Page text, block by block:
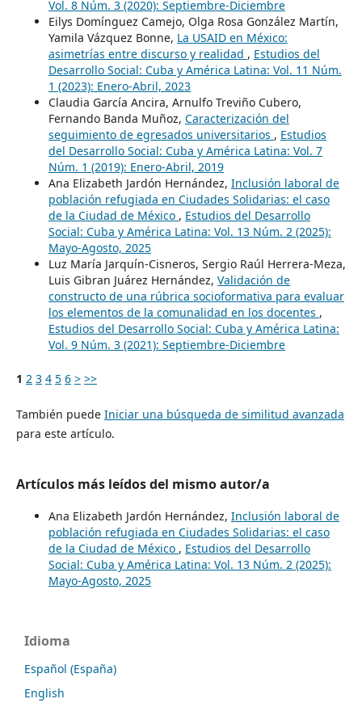
Vol. 8 Núm. 3 (2020): Septiembre-Diciembre
Eilys Domínguez Camejo, Olga Rosa González Martín,
Yamila Vázquez Bonne, La USAID en México:
asimetrías entre discurso y realidad , Estudios del
Desarrollo Social: Cuba y América Latina: Vol. 11 Núm.
1 (2023): Enero-Abril, 2023
Claudia García Ancira, Arnulfo Treviño Cubero,
Fernando Banda Muñoz, Caracterización del
seguimiento de egresados universitarios , Estudios
del Desarrollo Social: Cuba y América Latina: Vol. 7
Núm. 1 (2019): Enero-Abril, 2019
Ana Elizabeth Jardón Hernández, Inclusión laboral de
población refugiada en Ciudades Solidarias: el caso
de la Ciudad de México , Estudios del Desarrollo
Social: Cuba y América Latina: Vol. 13 Núm. 2 (2025):
Mayo-Agosto, 2025
Luz María Jarquín-Cisneros, Sergio Raúl Herrera-Meza,
Luis Gibran Juárez Hernández, Validación de
constructo de una rúbrica socioformativa para evaluar
los elementos de la comunalidad en los docentes ,
Estudios del Desarrollo Social: Cuba y América Latina:
Vol. 9 Núm. 3 (2021): Septiembre-Diciembre
1 2 3 4 5 6 > >>
También puede Iniciar una búsqueda de similitud avanzada
para este artículo.
Artículos más leídos del mismo autor/a
Ana Elizabeth Jardón Hernández, Inclusión laboral de
población refugiada en Ciudades Solidarias: el caso
de la Ciudad de México , Estudios del Desarrollo
Social: Cuba y América Latina: Vol. 13 Núm. 2 (2025):
Mayo-Agosto, 2025
Idioma
Español (España)
English